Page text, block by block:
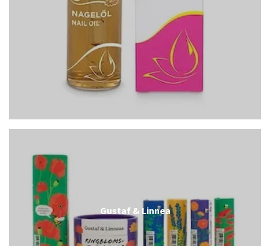
Gustaf & Linnea